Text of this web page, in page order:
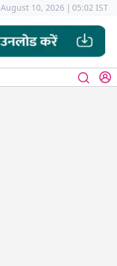
August 10, 2026 | 05:02 IST